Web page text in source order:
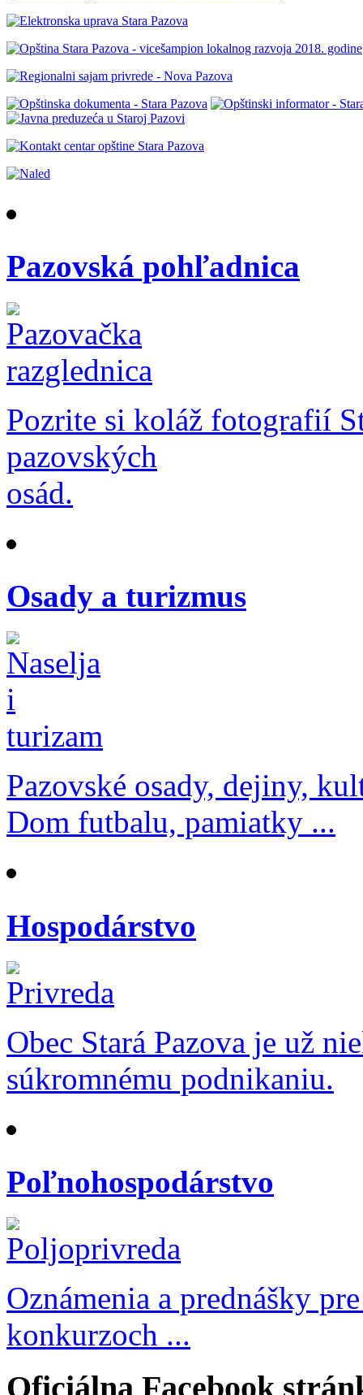
Pazovská pohľadnica
Pozrite si koláž fotografií
pazovských
osád.
Osady a turizmus
Pazovské osady, dejiny,
Dom futbalu, pamiatky ...
Hospodárstvo
Obec Stará Pazova je už
súkromnému podnikaniu.
Poľnohospodárstvo
Oznámenia a prednášky
konkurzoch ...
Oficiálna Facebook